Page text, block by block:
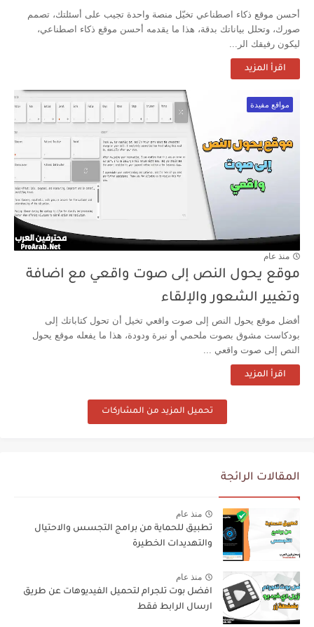
أحسن موقع ذكاء اصطناعي تخيّل منصة واحدة تجيب على أسئلتك، تصمم
صورك، وتحلل بياناتك بدقة، هذا ما يقدمه أحسن موقع ذكاء اصطناعي،
ليكون رفيقك الر...
اقرأ المزيد
مواقع مفيدة
منذ عام
موقع يحول النص إلى صوت واقعي مع اضافة
وتغيير الشعور والإلقاء
أفضل موقع يحول النص إلى صوت واقعي تخيل أن تحول كتاباتك إلى
بودكاست مشوق بصوت ملحمي أو نبرة ودودة، هذا ما يفعله موقع يحول
النص إلى صوت واقعي ...
اقرأ المزيد
تحميل المزيد من المشاركات
المقالات الرائجة
منذ عام
تطبيق للحماية من برامج التجسس والاحتيال
والتهديدات الخطيرة
منذ عام
افضل بوت تلجرام لتحميل الفيديوهات عن طريق
ارسال الرابط فقط